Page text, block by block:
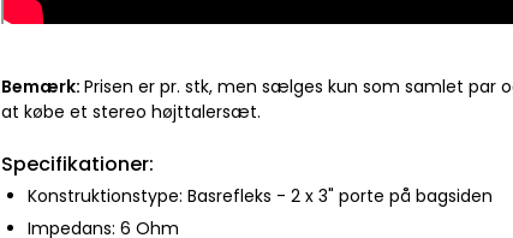
Bemærk: Prisen er pr. stk, men sælges kun som samlet par
at købe et stereo højttalersæt.
Specifikationer:
Konstruktionstype: Basrefleks - 2 x 3" porte på bagsiden
Impedans: 6 Ohm